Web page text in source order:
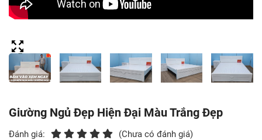
Nhiên
Trang
Điểm
Gỗ
Bàn
Giường Ngủ Đẹp Hiện Đại Màu Trắng Đẹp
Đánh giá: (Chưa có đánh giá)